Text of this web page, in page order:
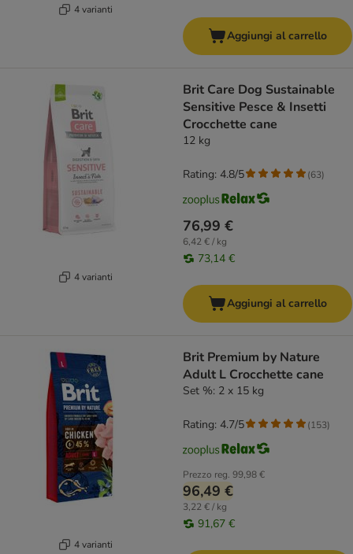
4 varianti
Aggiungi al carrello
4 varianti
Brit Care Dog Sustainable
Sensitive Pesce & Insetti
Crocchette cane
12 kg
76,99 €
6,42 € / kg
73,14 €
Rating: 4.8/5 (63)
Aggiungi al carrello
4 varianti
Brit Premium by Nature
Adult L Crocchette cane
Set %: 2 x 15 kg
Prezzo reg. 99,98 €
96,49 €
3,22 € / kg
91,67 €
Rating: 4.7/5 (153)